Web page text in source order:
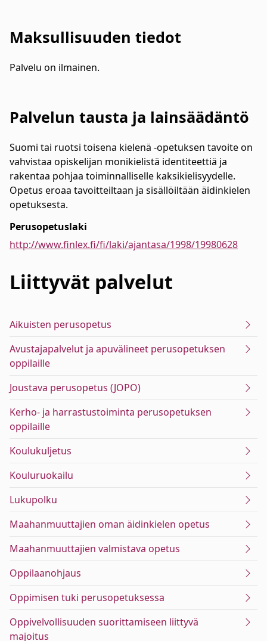
Maksullisuuden tiedot
Palvelu on ilmainen.
Palvelun tausta ja lainsäädäntö
Suomi tai ruotsi toisena kielenä -opetuksen tavoite on
vahvistaa opiskelijan monikielistä identiteettiä ja
rakentaa pohjaa toiminnalliselle kaksikielisyydelle.
Opetus eroaa tavoitteiltaan ja sisällöiltään äidinkielen
opetuksesta.
Perusopetuslaki
http://www.finlex.fi/fi/laki/ajantasa/1998/19980628
Liittyvät palvelut
Aikuisten perusopetus
Avustajapalvelut ja apuvälineet perusopetuksen
oppilaille
Joustava perusopetus (JOPO)
Kerho- ja harrastustoiminta perusopetuksen
oppilaille
Koulukuljetus
Kouluruokailu
Lukupolku
Maahanmuuttajien oman äidinkielen opetus
Maahanmuuttajien valmistava opetus
Oppilaanohjaus
Oppimisen tuki perusopetuksessa
Oppivelvollisuuden suorittamiseen liittyvä
majoitus